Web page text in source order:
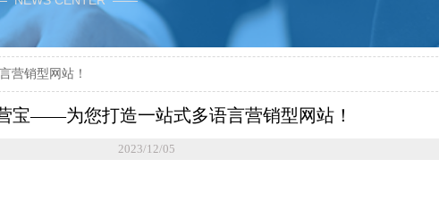
营销型网站！
宝——为您打造一站式多语言营销型网站！
2023/12/05